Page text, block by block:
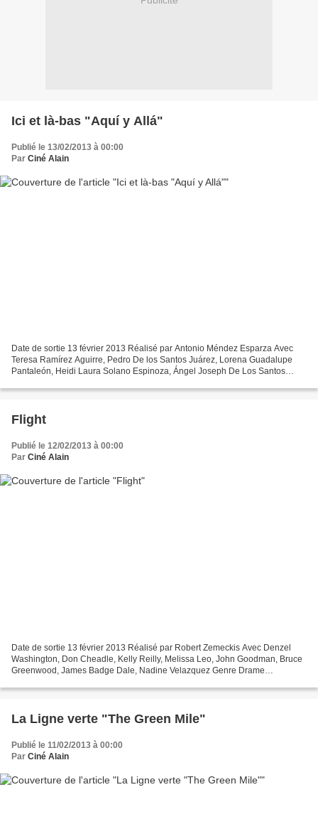
Ici et là-bas "Aquí y Allá"
Publié le 13/02/2013 à 00:00
Par Ciné Alain
Date de sortie 13 février 2013 Réalisé par Antonio Méndez Esparza Avec
Teresa Ramírez Aguirre, Pedro De los Santos Juárez, Lorena Guadalupe
Pantaleón, Heidi Laura Solano Espinoza, Ángel Joseph De Los Santos
Flight
Publié le 12/02/2013 à 00:00
Par Ciné Alain
Date de sortie 13 février 2013 Réalisé par Robert Zemeckis Avec Denzel
Washington, Don Cheadle, Kelly Reilly, Melissa Leo, John Goodman, Bruce
Greenwood, James Badge Dale, Nadine Velazquez Genre Drame
La Ligne verte "The Green Mile"
Publié le 11/02/2013 à 00:00
Par Ciné Alain